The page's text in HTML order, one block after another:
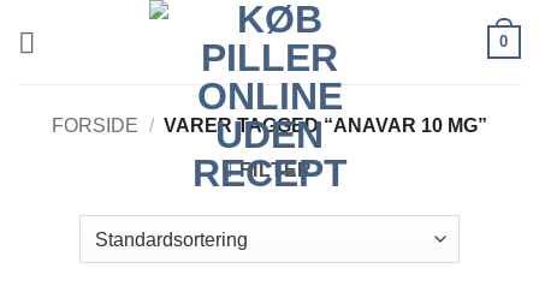
0
FORSIDE / VARER TAGGED “ANAVAR 10 MG”
FILTER